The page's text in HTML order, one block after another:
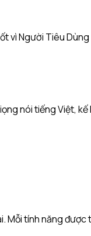
vì Người Tiêu
nói tiếng Việt,
tính năng được